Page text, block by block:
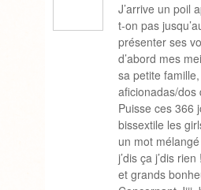
J’arrive un poil
t-on pas
présenter ses
d’abord mes
sa petite
aficionadas/dos
Puisse ces 366
bissextile les
un mot
j’dis ça j’dis
et grands